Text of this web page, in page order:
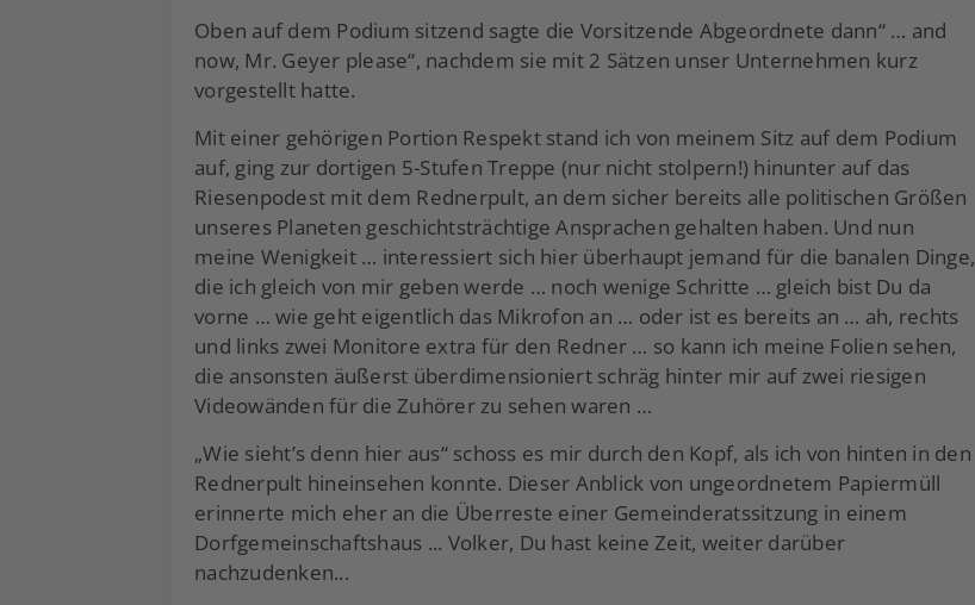
Oben auf dem Podium sitzend sagte die Vorsitzende Abgeordnete dann“ … and
now, Mr. Geyer please“, nachdem sie mit 2 Sätzen unser Unternehmen kurz
vorgestellt hatte.
Mit einer gehörigen Portion Respekt stand ich von meinem Sitz auf dem Podium
auf, ging zur dortigen 5-Stufen Treppe (nur nicht stolpern!) hinunter auf das
Riesenpodest mit dem Rednerpult, an dem sicher bereits alle politischen Größen
unseres Planeten geschichtsträchtige Ansprachen gehalten haben. Und nun
meine Wenigkeit … interessiert sich hier überhaupt jemand für die banalen Dinge,
die ich gleich von mir geben werde … noch wenige Schritte … gleich bist Du da
vorne … wie geht eigentlich das Mikrofon an … oder ist es bereits an … ah, rechts
und links zwei Monitore extra für den Redner … so kann ich meine Folien sehen,
die ansonsten äußerst überdimensioniert schräg hinter mir auf zwei riesigen
Videowänden für die Zuhörer zu sehen waren …
„Wie sieht’s denn hier aus“ schoss es mir durch den Kopf, als ich von hinten in den
Rednerpult hineinsehen konnte. Dieser Anblick von ungeordnetem Papiermüll
erinnerte mich eher an die Überreste einer Gemeinderatssitzung in einem
Dorfgemeinschaftshaus ... Volker, Du hast keine Zeit, weiter darüber
nachzudenken...